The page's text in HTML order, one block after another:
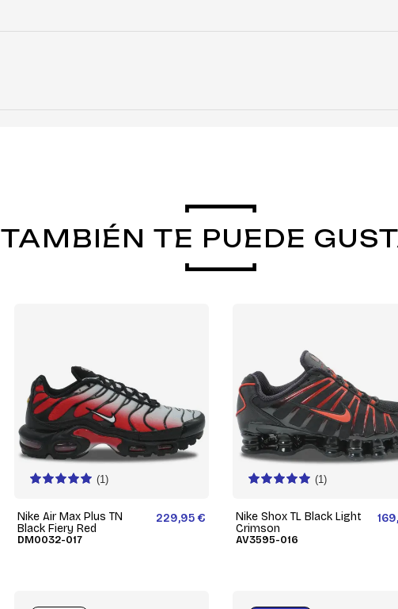
TAMBIÉN TE PUEDE
(1)
Nike Air Max Plus TN
Black Fiery Red
DM0032-017
229,95 €
(1)
Nike Shox TL Black Light
Crimson
AV3595-016